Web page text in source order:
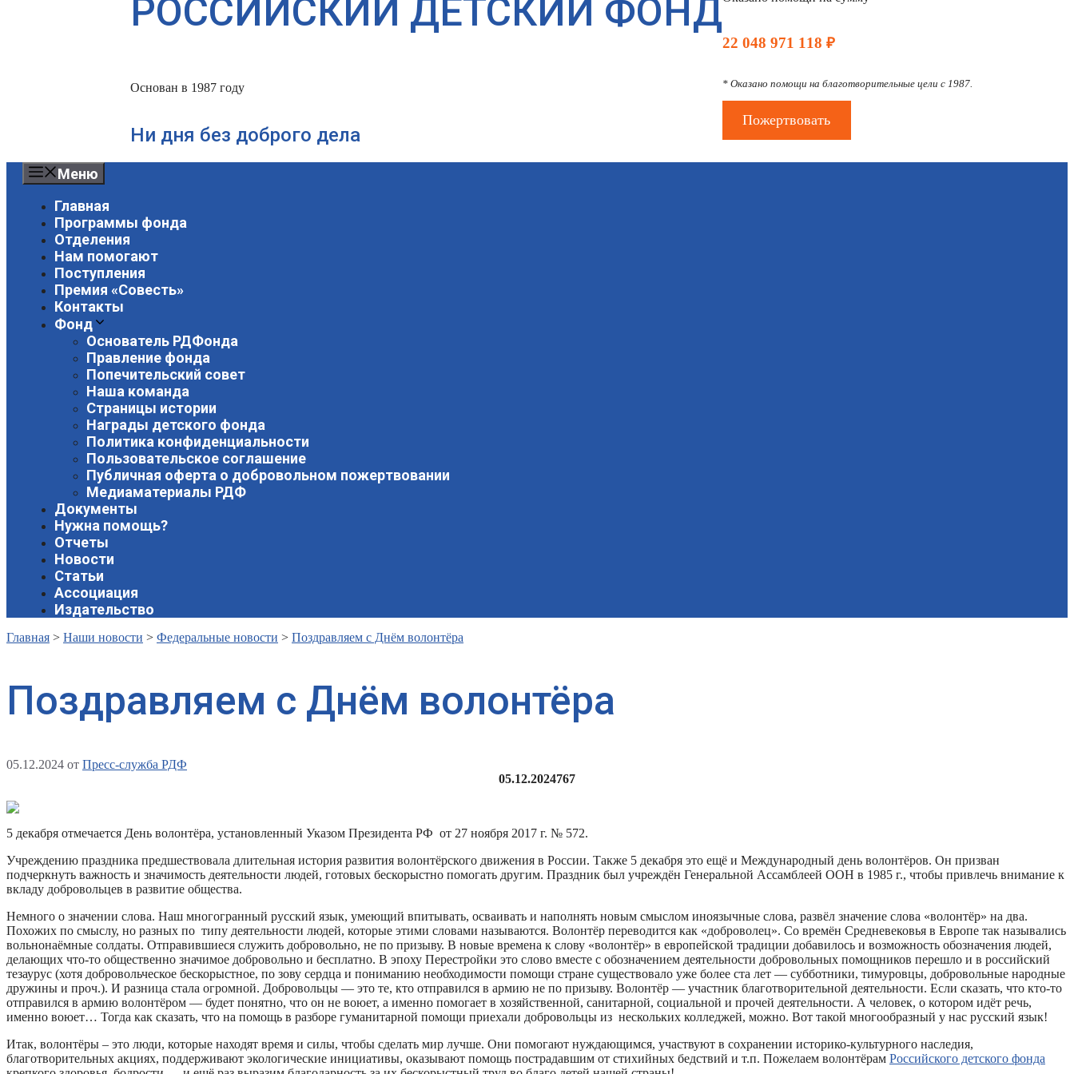
РОССИЙСКИЙ ДЕТСКИЙ ФОНД
Основан в 1987 году
Ни дня без доброго дела
22 048 971 118 ₽
* Оказано помощи на благотворительные цели с 1987.
Пожертвовать
Меню
Главная
Программы фонда
Отделения
Нам помогают
Поступления
Премия «Совесть»
Контакты
Фонд
Основатель РДФонда
Правление фонда
Попечительский совет
Наша команда
Страницы истории
Награды детского фонда
Политика конфиденциальности
Пользовательское соглашение
Публичная оферта о добровольном пожертвовании
Медиаматериалы РДФ
Документы
Нужна помощь?
Отчеты
Новости
Статьи
Ассоциация
Издательство
Главная > Наши новости > Федеральные новости > Поздравляем с Днём волонтёра
Поздравляем с Днём волонтёра
05.12.2024 от Пресс-служба РДФ
05.12.2024767
5 декабря отмечается День волонтёра, установленный Указом Президента РФ от 27 ноября 2017 г. № 572.
Учреждению праздника предшествовала длительная история развития волонтёрского движения в России. Также 5 декабря это ещё и Международный день волонтёров. Он призван
подчеркнуть важность и значимость деятельности людей, готовых бескорыстно помогать другим. Праздник был учреждён Генеральной Ассамблеей ООН в 1985 г., чтобы привлечь внимание к
вкладу добровольцев в развитие общества.
Немного о значении слова. Наш многогранный русский язык, умеющий впитывать, осваивать и наполнять новым смыслом иноязычные слова, развёл значение слова «волонтёр» на два.
Похожих по смыслу, но разных по типу деятельности людей, которые этими словами называются. Волонтёр переводится как «доброволец». Со времён Средневековья в Европе так назывались
вольнонаёмные солдаты. Отправившиеся служить добровольно, не по призыву. В новые времена к слову «волонтёр» в европейской традиции добавилось и возможность обозначения людей,
делающих что-то общественно значимое добровольно и бесплатно. В эпоху Перестройки это слово вместе с обозначением деятельности добровольных помощников перешло и в российский
тезаурус (хотя добровольческое бескорыстное, по зову сердца и пониманию необходимости помощи стране существовало уже более ста лет — субботники, тимуровцы, добровольные народные
дружины и проч.). И разница стала огромной. Добровольцы — это те, кто отправился в армию не по призыву. Волонтёр — участник благотворительной деятельности. Если сказать, что кто-то
отправился в армию волонтёром — будет понятно, что он не воюет, а именно помогает в хозяйственной, санитарной, социальной и прочей деятельности. А человек, о котором идёт речь,
именно воюет… Тогда как сказать, что на помощь в разборе гуманитарной помощи приехали добровольцы из нескольких колледжей, можно. Вот такой многообразный у нас русский язык!
Итак, волонтёры – это люди, которые находят время и силы, чтобы сделать мир лучше. Они помогают нуждающимся, участвуют в сохранении историко-культурного наследия,
благотворительных акциях, поддерживают экологические инициативы, оказывают помощь пострадавшим от стихийных бедствий и т.п. Пожелаем волонтёрам Российского детского фонда